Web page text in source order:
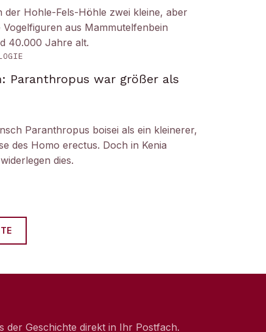
der Hohle-Fels-Höhle zwei kleine, aber
aus Mammutelfenbein
40.000 Jahre alt.
Paranthropus war größer als
Paranthropus boisei als ein kleinerer,
des Homo erectus. Doch in Kenia
dies.
der Geschichte direkt in Ihr Postfach.